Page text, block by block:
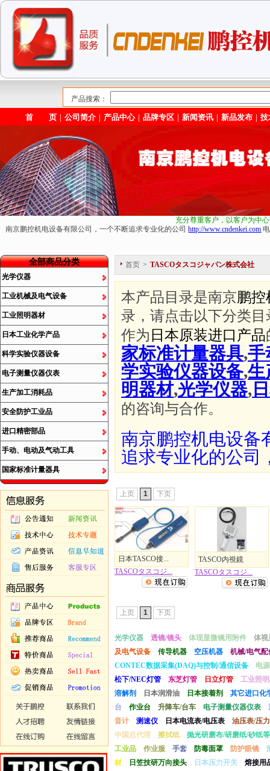
产品搜索：
首 页 ｜公司简介 ｜ 产品中心｜品牌专区 ｜新闻资讯 ｜新品发布 ｜技
充分尊重客户，以客户为中
南京鹏控机电设备有限公司，一个不断追求专业化的公司http://www.cndenkei.com
全部商品分类
光学仪器
工业机械及电气设备
工业照明器材
日本工业化学产品
科学实验仪器设备
电子测量仪器仪表
生产加工消耗品
安全防护工业品
进口精密部品
手动、电动及气动工具
国家标准计量器具
首页 > TASCOタスコジャパン株式会社
本产品目录是南京鹏
录，请点击以下分类
作为 日本原装进口产品
家标准计量器具,手
学实验仪器设备,生
明器材,光学仪器,
的咨询与合作。
南京鹏控机电设备
追求专业化的公司
上页 1 下页
日本TASCO接...
TASCOタスコジ...
TASCO内視鏡
TASCOタスコジ...
上页 1 下页
光学仪器 透镜/镜头 体现显微镜用附件
体视
及电气设备
传导机器 空压机器
机械/电气配
CONTEC数据采集(DAQ)与控制/通信设备
电
松下/NEC灯管
东芝灯管 日立灯管
工业照
溶解剂
日本润滑油 日本接着剂
其它进口化
台
作业台 升降车/台车 电子测量仪器仪表
音计
测速仪 日本电流表/电压表
油压表/压
中国总代理
擦拭纸
抛光研磨布/研磨纸/砂纸等
工业品
作业服 手套 防毒面罩 防护眼镜
材
日笠技研万向接头 日本压力开关
熔接用